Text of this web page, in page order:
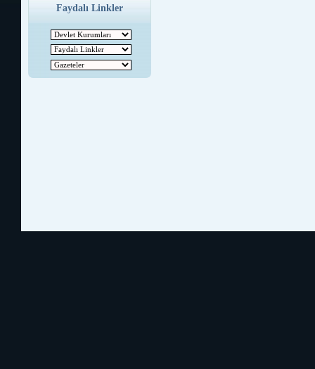
Faydalı Linkler